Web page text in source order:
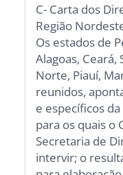
C- Carta dos
Região
Os estados de
Alagoas, Ceará,
Norte, Piauí,
reunidos,
e específicos
para os quais o
Secretaria de
intervir; o